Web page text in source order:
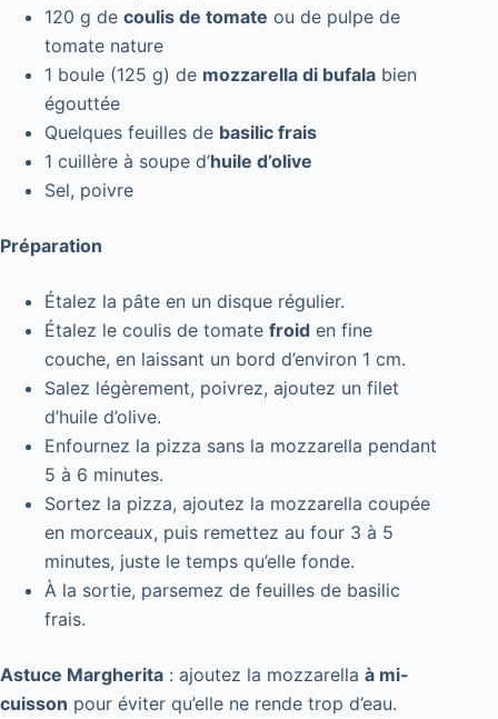
120 g de coulis de tomate ou de pulpe de
tomate nature
1 boule (125 g) de mozzarella di bufala bien
égouttée
Quelques feuilles de basilic frais
1 cuillère à soupe d’huile d’olive
Sel, poivre
Préparation
Étalez la pâte en un disque régulier.
Étalez le coulis de tomate froid en fine
couche, en laissant un bord d’environ 1 cm.
Salez légèrement, poivrez, ajoutez un filet
d’huile d’olive.
Enfournez la pizza sans la mozzarella pendant
5 à 6 minutes.
Sortez la pizza, ajoutez la mozzarella coupée
en morceaux, puis remettez au four 3 à 5
minutes, juste le temps qu’elle fonde.
À la sortie, parsemez de feuilles de basilic
frais.
Astuce Margherita : ajoutez la mozzarella à mi-
cuisson pour éviter qu’elle ne rende trop d’eau.